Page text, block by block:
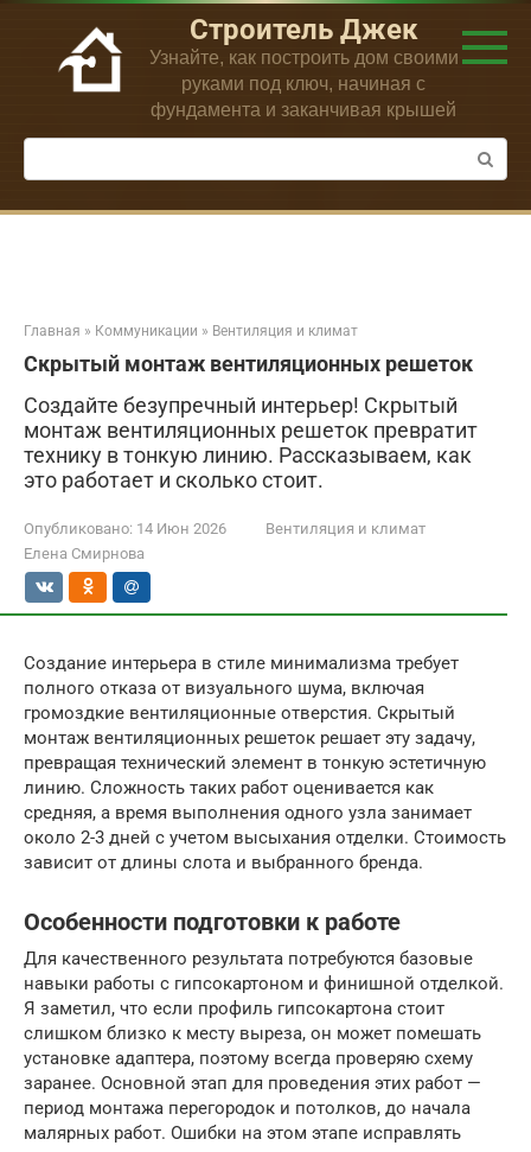
Перейти
контенту
Строитель Джек
Узнайте, как построить дом своими
руками под ключ, начиная с
фундамента и заканчивая крышей
Поиск:
Главная » Коммуникации » Вентиляция и климат
Скрытый монтаж вентиляционных решеток
Создайте безупречный интерьер! Скрытый
монтаж вентиляционных решеток превратит
технику в тонкую линию. Рассказываем, как
это работает и сколько стоит.
Опубликовано: 14 Июн 2026
Вентиляция и климат
Елена Смирнова
Создание интерьера в стиле минимализма требует
полного отказа от визуального шума, включая
громоздкие вентиляционные отверстия. Скрытый
монтаж вентиляционных решеток решает эту задачу,
превращая технический элемент в тонкую эстетичную
линию. Сложность таких работ оценивается как
средняя, а время выполнения одного узла занимает
около 2-3 дней с учетом высыхания отделки. Стоимость
зависит от длины слота и выбранного бренда.
Особенности подготовки к работе
Для качественного результата потребуются базовые
навыки работы с гипсокартоном и финишной отделкой.
Я заметил, что если профиль гипсокартона стоит
слишком близко к месту выреза, он может помешать
установке адаптера, поэтому всегда проверяю схему
заранее. Основной этап для проведения этих работ —
период монтажа перегородок и потолков, до начала
малярных работ. Ошибки на этом этапе исправлять